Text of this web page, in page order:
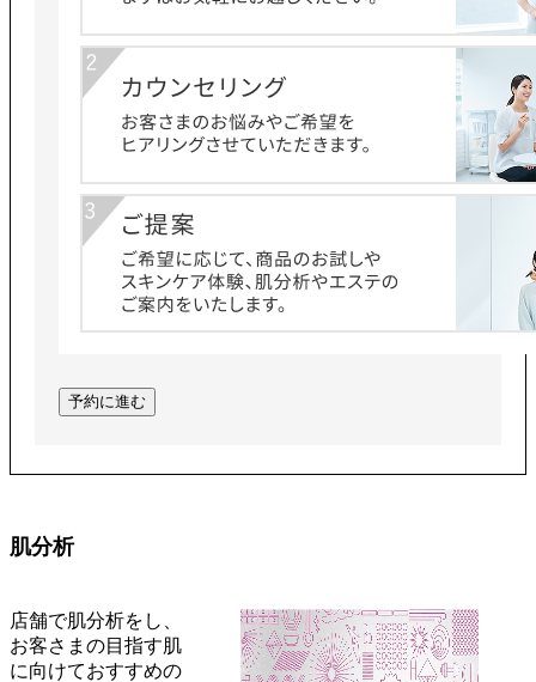
予約に進む
肌分析
店舗で肌分析をし、
お客さまの目指す肌
に向けておすすめの